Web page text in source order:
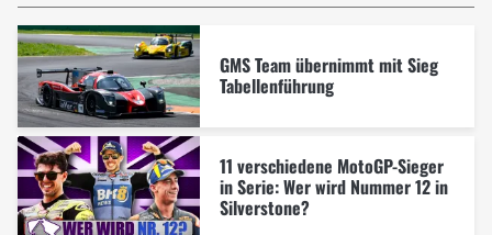
GMS Team übernimmt mit Sieg
Tabellenführung
11 verschiedene MotoGP-Sieger
in Serie: Wer wird Nummer 12 in
Silverstone?